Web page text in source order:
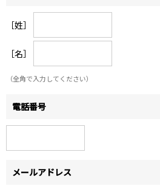
［姓］
［名］
（全角で入力してください）
電話番号
メールアドレス